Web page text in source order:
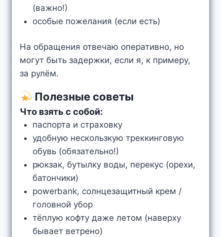
(важно!)
особые пожелания (если есть)
На обращения отвечаю оперативно, но
могут быть задержки, если я, к примеру,
за рулём.
Полезные советы
Что взять с собой:
паспорта и страховку
удобную нескользкую треккинговую
обувь (обязательно!)
рюкзак, бутылку воды, перекус (орехи,
батончики)
powerbank, солнцезащитный крем /
головной убор
тёплую кофту даже летом (наверху
бывает ветрено)